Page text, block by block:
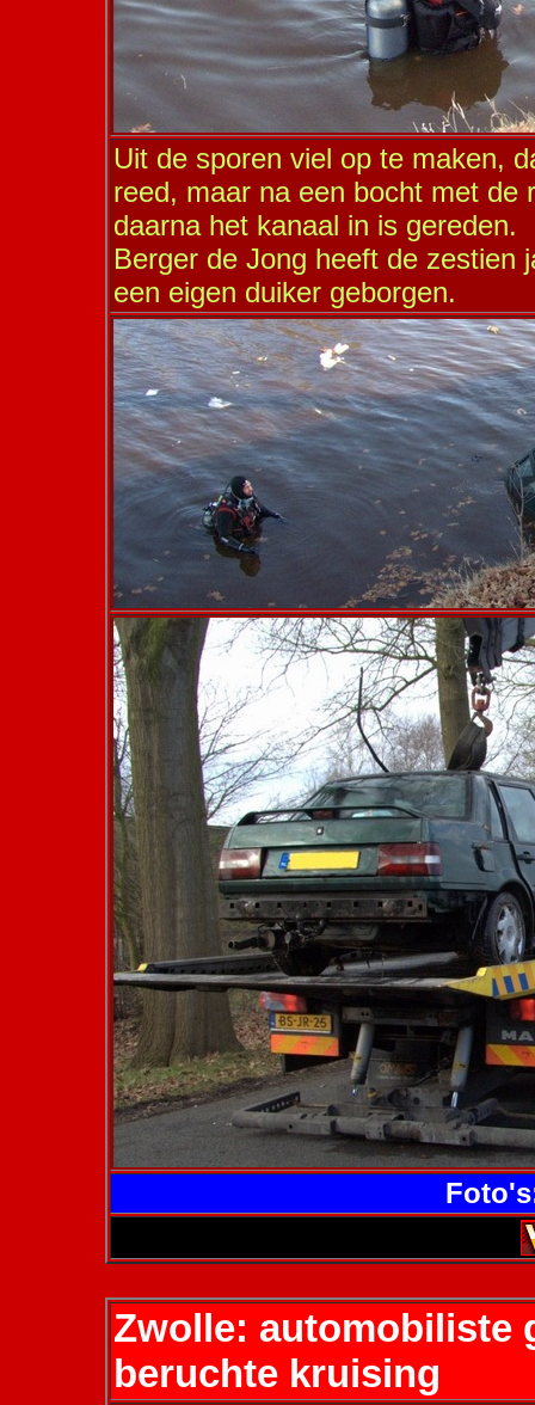
Uit de sporen viel op te maken,
reed, maar na een bocht met de
daarna het kanaal in is gereden.
Berger de Jong heeft de zestien
een eigen duiker geborgen.
Zwolle: automobiliste
beruchte kruising